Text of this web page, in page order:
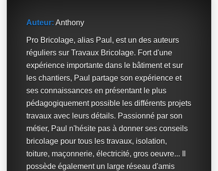
Auteur: Anthony
Pro Bricolage, alias Paul, est un des auteurs
réguliers sur Travaux Bricolage. Fort d'une
expérience importante dans le bâtiment et sur
les chantiers, Paul partage son expérience et
ses connaissances en présentant le plus
pédagogiquement possible les différents projets
travaux avec leurs détails. Passionné par son
métier, Paul n'hésite pas à donner ses conseils
bricolage pour tous les travaux, isolation,
toiture, maçonnerie, électricité, gros oeuvre... Il
possède également un large réseau d'amis